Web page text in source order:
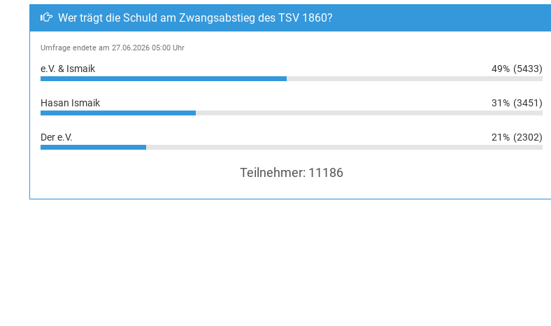
Wer trägt die Schuld am Zwangsabstieg des TSV 1860?
Umfrage endete am 27.06.2026 05:00 Uhr
e.V. & Ismaik 49% (5433)
Hasan Ismaik 31% (3451)
Der e.V. 21% (2302)
Teilnehmer: 11186